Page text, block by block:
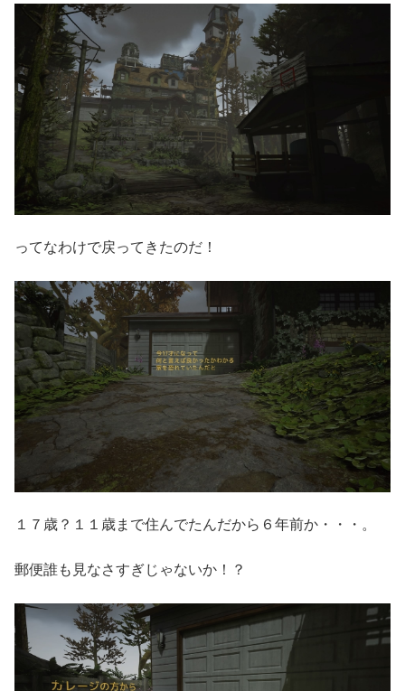
ってなわけで戻ってきたのだ！
１７歳？１１歳まで住んでたんだから６年前か・・・。
郵便誰も見なさすぎじゃないか！？